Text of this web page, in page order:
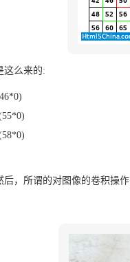
这么来的:
后，所谓的对图像的卷积操